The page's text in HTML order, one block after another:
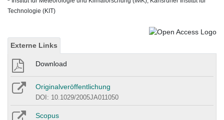
Technologie (KIT)
Externe Links
Download
Originalveröffentlichung
DOI: 10.1029/2005JA011050
Scopus